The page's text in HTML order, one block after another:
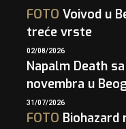
FOTO Voivod u
treće vrste
02/08/2026
Napalm Death
novembra u
31/07/2026
FOTO Biohazard